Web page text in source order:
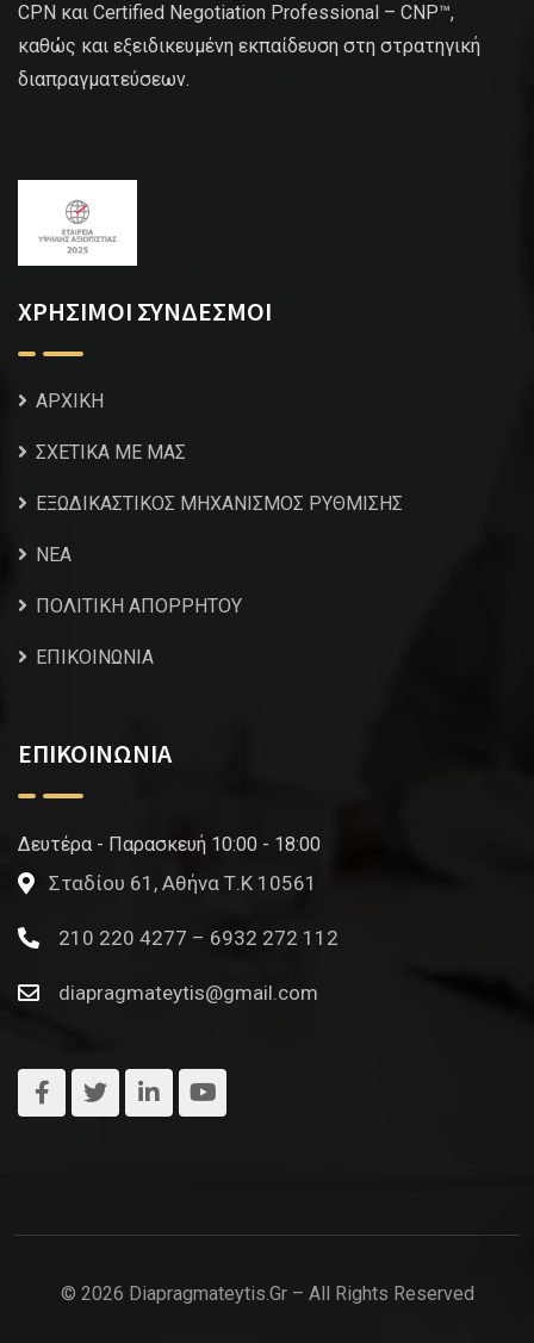
CPN και Certified Negotiation Professional – CNP™,
καθώς και εξειδικευμένη εκπαίδευση στη στρατηγική
διαπραγματεύσεων.
ΧΡΗΣΙΜΟΙ ΣΥΝΔΕΣΜΟΙ
ΑΡΧΙΚΗ
ΣΧΕΤΙΚΑ ΜΕ ΜΑΣ
ΕΞΩΔΙΚΑΣΤΙΚΟΣ ΜΗΧΑΝΙΣΜΟΣ ΡΥΘΜΙΣΗΣ
NEA
ΠΟΛΙΤΙΚΗ ΑΠΟΡΡΗΤΟΥ
ΕΠΙΚΟΙΝΩΝΙΑ
ΕΠΙΚΟΙΝΩΝΙΑ
Δευτέρα - Παρασκευή 10:00 - 18:00
Σταδίου 61, Αθήνα Τ.Κ 10561
210 220 4277 – 6932 272 112
diapragmateytis@gmail.com
© 2026 Diapragmateytis.gr – All Rights Reserved